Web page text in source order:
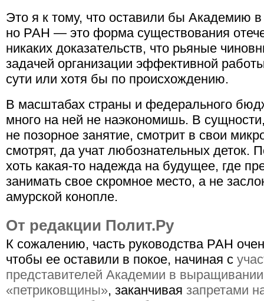
Это я к тому, что оставили бы Академию
но РАН — это форма существования
никаких доказательств, что рьяные
задачей организации эффективной
сути или хотя бы по происхождению.
В масштабах страны и федерального
много на ней не наэкономишь. В
не позорное занятие, смотрит в свои
смотрят, да учат любознательных деток.
хоть какая-то надежда на будущее, где
занимать свое скромное место, а не
амурской конопле.
От редакции Полит.Ру
К сожалению, часть руководства РАН
чтобы ее оставили в покое, начиная с
представителей Академии в выращивании
«петриковщины», заканчивая запретами